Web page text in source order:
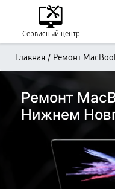
Сервисный центр
Главная / Ремонт
Ремонт
Нижнем